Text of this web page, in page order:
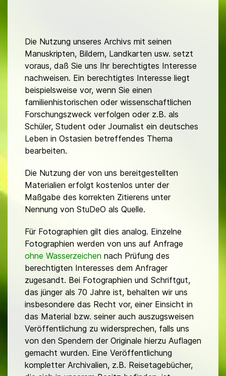
Die Nutzung unseres Archivs mit seinen
Manuskripten, Bildern, Landkarten usw. setzt
voraus, daß Sie uns Ihr berechtigtes Interesse
nachweisen. Ein berechtigtes Interesse liegt
beispielsweise vor, wenn Sie einen
familienhistorischen oder wissenschaftlichen
Forschungszweck verfolgen oder z.B. als
Schüler, Student oder Journalist ein deutsches
Leben in Ostasien betreffendes Thema
bearbeiten.
Die Nutzung der von uns bereitgestellten
Materialien erfolgt kostenlos unter der
Maßgabe des korrekten Zitierens unter
Nennung von StuDeO als Quelle.
Für Fotographien gilt dies analog. Einzelne
Fotographien werden von uns auf Anfrage
ohne Wasserzeichen nach Prüfung des
berechtigten Interesses dem Anfrager
zugesandt. Bei Fotographien und Schriftgut,
das jünger als 70 Jahre ist, behalten wir uns
insbesondere das Recht vor, einer Einsicht in
das Material bzw. seiner auch auszugsweisen
Veröffentlichung zu widersprechen, falls uns
von den Spendern der Originale hierzu Auflagen
gemacht wurden. Eine Veröffentlichung
kompletter Archivalien, z.B. Reisetagebücher,